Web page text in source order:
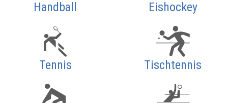
Handball Eishockey
Tennis Tischtennis